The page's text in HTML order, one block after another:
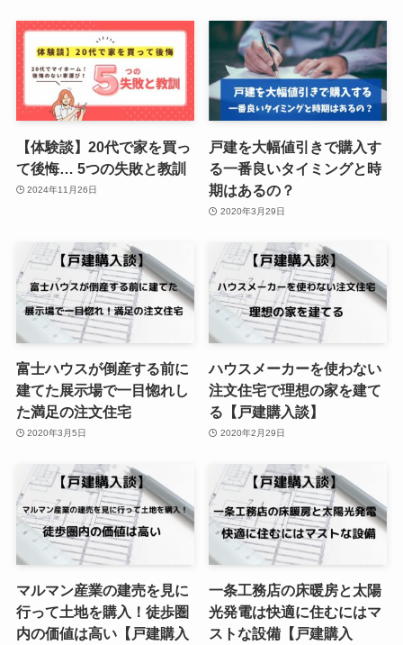
【体験談】20代で家を買っ
て後悔… 5つの失敗と教訓
2024年11月26日
戸建を大幅値引きで購入す
る一番良いタイミングと時
期はあるの？
2020年3月29日
富士ハウスが倒産する前に
建てた展示場で一目惚れし
た満足の注文住宅
2020年3月5日
ハウスメーカーを使わない
注文住宅で理想の家を建て
る【戸建購入談】
2020年2月29日
マルマン産業の建売を見に
行って土地を購入！徒歩圏
内の価値は高い【戸建購入
一条工務店の床暖房と太陽
光発電は快適に住むにはマ
ストな設備【戸建購入